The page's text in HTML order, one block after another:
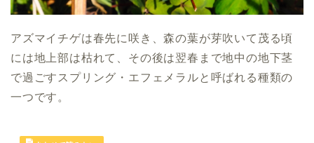
アズマイチゲは春先に咲き、森の葉が芽吹いて茂る頃
には地上部は枯れて、その後は翌春まで地中の地下茎
で過ごすスプリング・エフェメラルと呼ばれる種類の
一つです。